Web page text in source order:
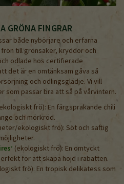
GRÖNA FINGRAR
både nybörjare och erfarna
till grönsaker, kryddor och
odlade hos certifierade
det är en omtänksam gåva så
och odlingsglädje. Vi vill
som passar bra att så på vårvintern.
frö): En färgsprakande chili
och mörkröd.
ekologiskt frö): Söt och saftig
(ekologiskt frö): En omtyckt
för att skapa höjd i rabatten.
frö): En tropisk delikatess som